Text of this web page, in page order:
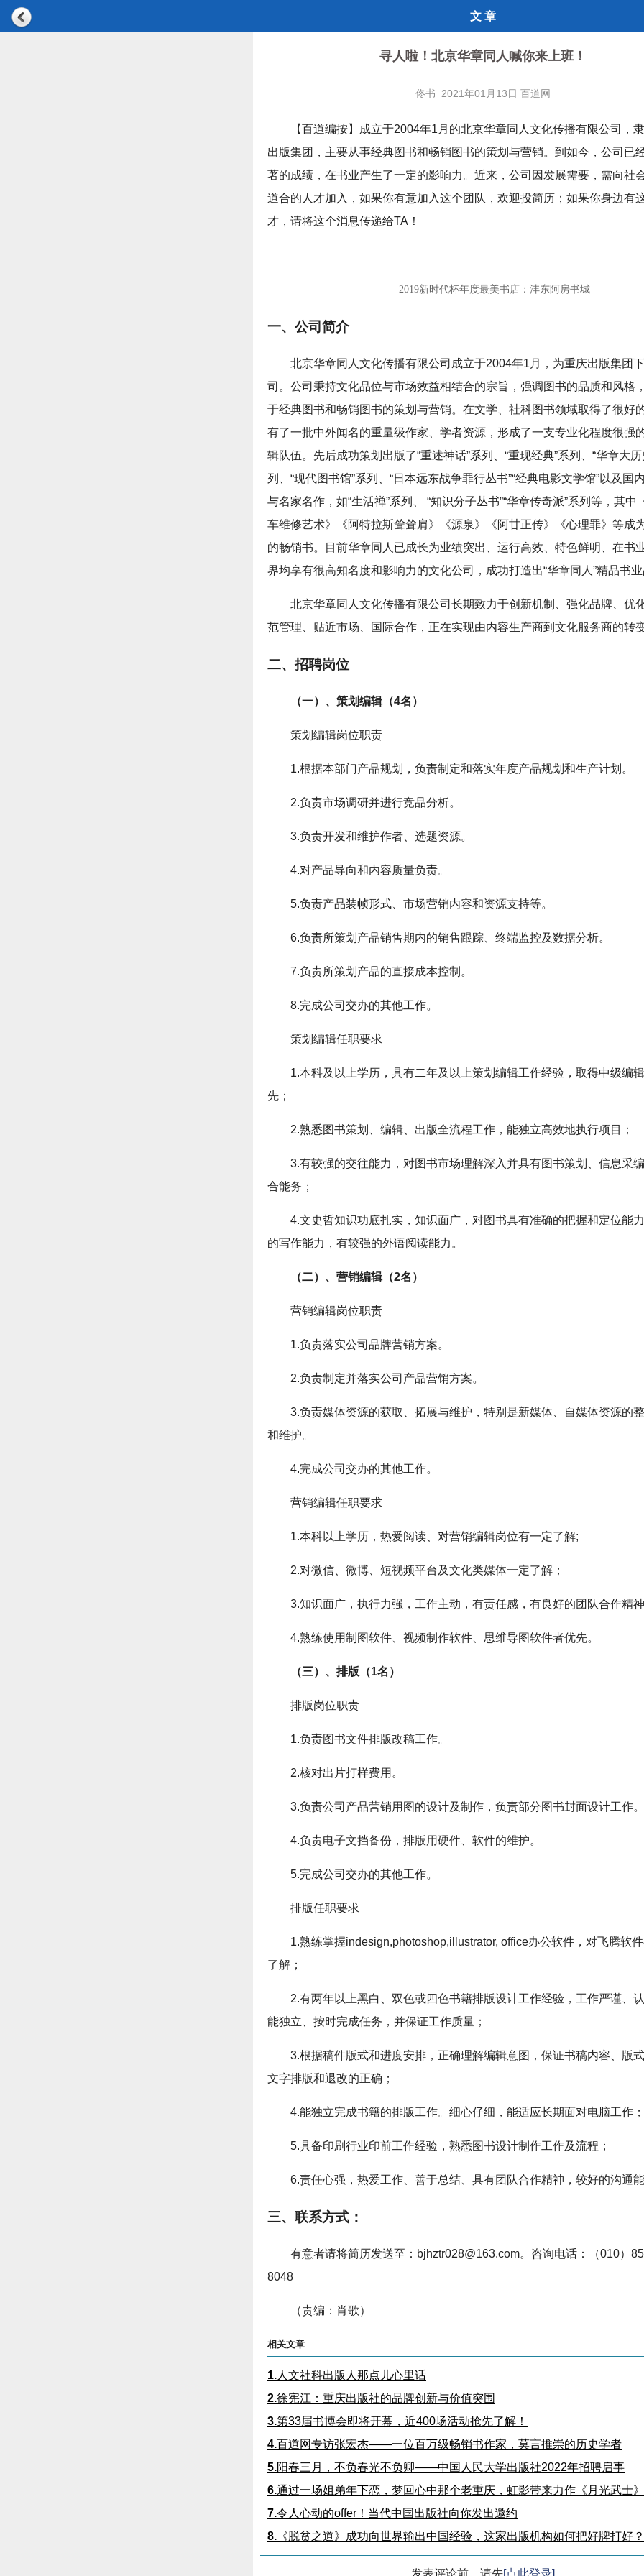
文 章
寻人啦！北京华章同人喊你来上班！
佟书 2021年01月13日 百道网
【百道编按】成立于2004年1月的北京华章同人文化传播有限公司，
出版集团，主要从事经典图书和畅销图书的策划与营销。到如今，公司已
著的成绩，在书业产生了一定的影响力。近来，公司因发展需要，需向社
道合的人才加入，如果你有意加入这个团队，欢迎投简历；如果你身边有
才，请将这个消息传递给TA！
2019新时代杯年度最美书店：沣东阿房书城
一、公司简介
北京华章同人文化传播有限公司成立于2004年1月，为重庆出版集团
司。公司秉持文化品位与市场效益相结合的宗旨，强调图书的品质和风格
于经典图书和畅销图书的策划与营销。在文学、社科图书领域取得了很好
有了一批中外闻名的重量级作家、学者资源，形成了一支专业化程度很强
辑队伍。先后成功策划出版了“重述神话”系列、“重现经典”系列、“华章大历
列、“现代图书馆”系列、“日本远东战争罪行丛书”“经典电影文学馆”以及国
与名家名作，如“生活禅”系列、 “知识分子丛书”“华章传奇派”系列等，其中
车维修艺术》《阿特拉斯耸耸肩》《源泉》《阿甘正传》《心理罪》等成
的畅销书。目前华章同人已成长为业绩突出、运行高效、特色鲜明、在书
界均享有很高知名度和影响力的文化公司，成功打造出“华章同人”精品书
北京华章同人文化传播有限公司长期致力于创新机制、强化品牌、优
范管理、贴近市场、国际合作，正在实现由内容生产商到文化服务商的转
二、招聘岗位
（一）、策划编辑（4名）
策划编辑岗位职责
1.根据本部门产品规划，负责制定和落实年度产品规划和生产计划。
2.负责市场调研并进行竞品分析。
3.负责开发和维护作者、选题资源。
4.对产品导向和内容质量负责。
5.负责产品装帧形式、市场营销内容和资源支持等。
6.负责所策划产品销售期内的销售跟踪、终端监控及数据分析。
7.负责所策划产品的直接成本控制。
8.完成公司交办的其他工作。
策划编辑任职要求
1.本科及以上学历，具有二年及以上策划编辑工作经验，取得中级编
先；
2.熟悉图书策划、编辑、出版全流程工作，能独立高效地执行项目；
3.有较强的交往能力，对图书市场理解深入并具有图书策划、信息采
合能务；
4.文史哲知识功底扎实，知识面广，对图书具有准确的把握和定位能
的写作能力，有较强的外语阅读能力。
（二）、营销编辑（2名）
营销编辑岗位职责
1.负责落实公司品牌营销方案。
2.负责制定并落实公司产品营销方案。
3.负责媒体资源的获取、拓展与维护，特别是新媒体、自媒体资源的
和维护。
4.完成公司交办的其他工作。
营销编辑任职要求
1.本科以上学历，热爱阅读、对营销编辑岗位有一定了解;
2.对微信、微博、短视频平台及文化类媒体一定了解；
3.知识面广，执行力强，工作主动，有责任感，有良好的团队合作精
4.熟练使用制图软件、视频制作软件、思维导图软件者优先。
（三）、排版（1名）
排版岗位职责
1.负责图书文件排版改稿工作。
2.核对出片打样费用。
3.负责公司产品营销用图的设计及制作，负责部分图书封面设计工作。
4.负责电子文挡备份，排版用硬件、软件的维护。
5.完成公司交办的其他工作。
排版任职要求
1.熟练掌握indesign,photoshop,illustrator, office办公软件，对飞腾软
了解；
2.有两年以上黑白、双色或四色书籍排版设计工作经验，工作严谨、
能独立、按时完成任务，并保证工作质量；
3.根据稿件版式和进度安排，正确理解编辑意图，保证书稿内容、版
文字排版和退改的正确；
4.能独立完成书籍的排版工作。细心仔细，能适应长期面对电脑工作；
5.具备印刷行业印前工作经验，熟悉图书设计制作工作及流程；
6.责任心强，热爱工作、善于总结、具有团队合作精神，较好的沟通
三、联系方式：
有意者请将简历发送至：bjhztr028@163.com。咨询电话：（010）
8048
（责编：肖歌）
相关文章
1.人文社科出版人那点儿心里话
2.徐宪江：重庆出版社的品牌创新与价值突围
3.第33届书博会即将开幕，近400场活动抢先了解！
4.百道网专访张宏杰——一位百万级畅销书作家，莫言推崇的历史学者
5.阳春三月，不负春光不负卿——中国人民大学出版社2022年招聘启事
6.通过一场姐弟年下恋，梦回心中那个老重庆，虹影带来力作《月光武士》
7.令人心动的offer！当代中国出版社向你发出邀约
8. 《脱贫之道》成功向世界输出中国经验，这家出版机构如何把好牌打好？
发表评论前，请先[点此登录]